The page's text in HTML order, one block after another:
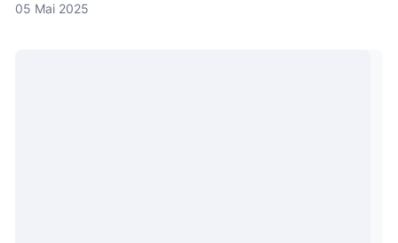
05 Mai 2025